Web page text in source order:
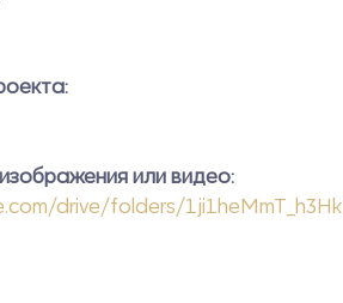
или видео:
drive/folders/